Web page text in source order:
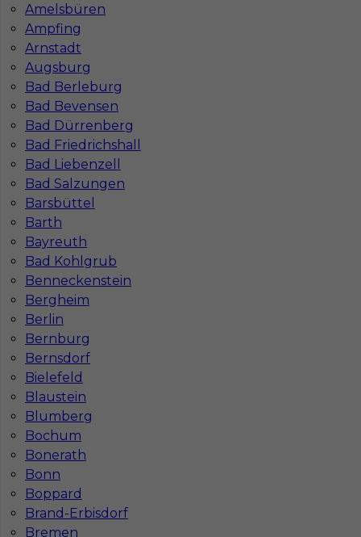
Amelsbüren
Ampfing
Arnstadt
Augsburg
Bad Berleburg
Bad Bevensen
Bad Dürrenberg
Bad Friedrichshall
Bad Liebenzell
Bad Salzungen
Barsbüttel
Barth
Bayreuth
Bad Kohlgrub
Benneckenstein
Bergheim
Berlin
Bernburg
Bernsdorf
Bielefeld
Blaustein
Blumberg
Bochum
Bonerath
Bonn
Boppard
Brand-Erbisdorf
Bremen
Praca dla płytkarza za granicą
Kategoria Prace wykończeniowe
Płytkarz
Lokalizacja Niemcy
Wymagane języki
Stawka 19 - 21 € / h
Znaleziono 3 wyników
Jak znaleźć pracę za granicą?
Czy praca Niemcy na budowie nadal się
opłaca przy obecnych kosztach życia?
Gdzie do pracy za granicę?